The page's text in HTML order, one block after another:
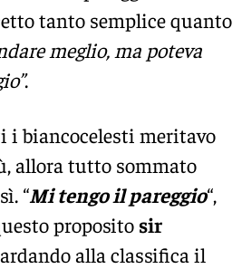
tanto semplice quanto
meglio, ma poteva
.
i biancocelesti meritavo
allora tutto sommato
“Mi tengo il pareggio“,
proposito sir
alla classifica il